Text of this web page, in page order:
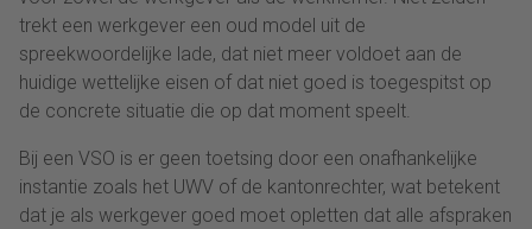
trekt een werkgever een oud model uit de
spreekwoordelijke lade, dat niet meer voldoet aan de
huidige wettelijke eisen of dat niet goed is toegespitst op
de concrete situatie die op dat moment speelt.
Bij een VSO is er geen toetsing door een onafhankelijke
instantie zoals het UWV of de kantonrechter, wat betekent
dat je als werkgever goed moet opletten dat alle afspraken